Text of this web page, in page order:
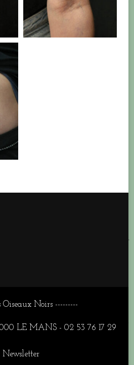
Oiseaux Noirs ---------
LE MANS - 02 53 76 17 29
Newsletter